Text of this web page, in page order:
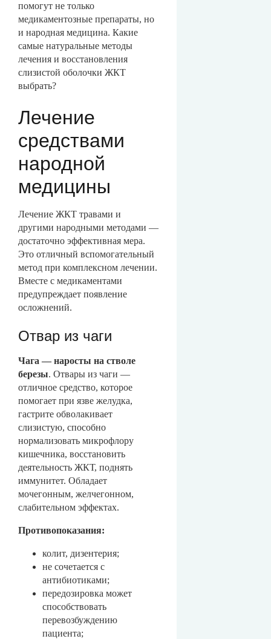
помогут не только
медикаментозные препараты, но
и народная медицина. Какие
самые натуральные методы
лечения и восстановления
слизистой оболочки ЖКТ
выбрать?
Лечение
средствами
народной
медицины
Лечение ЖКТ травами и
другими народными методами —
достаточно эффективная мера.
Это отличный вспомогательный
метод при комплексном лечении.
Вместе с медикаментами
предупреждает появление
осложнений.
Отвар из чаги
Чага — наросты на стволе
березы. Отвары из чаги —
отличное средство, которое
помогает при язве желудка,
гастрите обволакивает
слизистую, способно
нормализовать микрофлору
кишечника, восстановить
деятельность ЖКТ, поднять
иммунитет. Обладает
мочегонным, желчегонном,
слабительном эффектах.
Противопоказания:
колит, дизентерия;
не сочетается с
антибиотиками;
передозировка может
способствовать
перевозбуждению
пациента;